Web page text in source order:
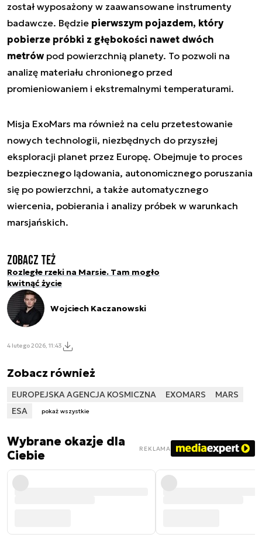
został wyposażony w zaawansowane instrumenty
badawcze. Będzie pierwszym pojazdem, który
pobierze próbki z głębokości nawet dwóch
metrów pod powierzchnią planety. To pozwoli na
analizę materiału chronionego przed
promieniowaniem i ekstremalnymi temperaturami.
Misja ExoMars ma również na celu przetestowanie
nowych technologii, niezbędnych do przyszłej
eksploracji planet przez Europę. Obejmuje to proces
bezpiecznego lądowania, autonomicznego poruszania
się po powierzchni, a także automatycznego
wiercenia, pobierania i analizy próbek w warunkach
marsjańskich.
Zobacz też
Rozległe rzeki na Marsie. Tam mogło
kwitnąć życie
Wojciech Kaczanowski
4 lutego 2026, 11:43
Zobacz również
EUROPEJSKA AGENCJA KOSMICZNA EXOMARS
MARS
ESA
pokaż wszystkie
Wybrane okazje dla
Ciebie
REKLAMA